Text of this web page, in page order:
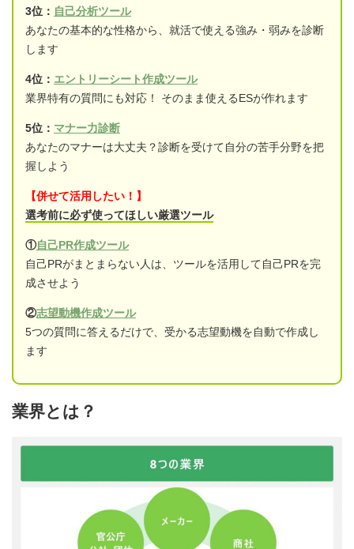
3位： 自己分析ツール
あなたの基本的な性格から、就活で使える強み・弱みを診断
します
4位： エントリーシート作成ツール
業界特有の質問にも対応！ そのまま使えるESが作れます
5位： マナー力診断
あなたのマナーは大丈夫？診断を受けて自分の苦手分野を把
握しよう
【併せて活用したい！】
選考前に必ず使ってほしい厳選ツール
①自己PR作成ツール
自己PRがまとまらない人は、ツールを活用して自己PRを完
成させよう
②志望動機作成ツール
5つの質問に答えるだけで、受かる志望動機を自動で作成し
ます
業界とは？